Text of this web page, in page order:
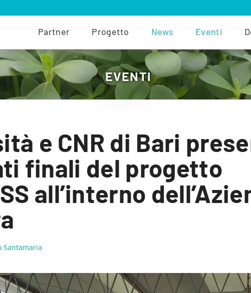
Partner Progetto News Eventi
EVENTI
e CNR di Bari
finali del progetto
all’interno
Santamaria